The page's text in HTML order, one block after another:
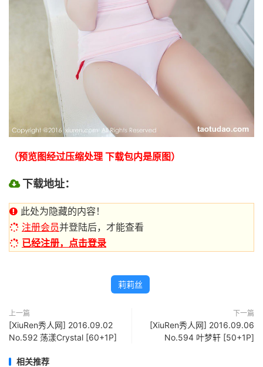
（预览图经过压缩处理 下载包内是原图）
下载地址：
此处为隐藏的内容！
注册会员并登陆后，才能查看
已经注册，点击登录
莉莉丝
上一篇
[XiuRen秀人网] 2016.09.02
No.592 荡漾Crystal [60+1P]
下一篇
[XiuRen秀人网] 2016.09.06
No.594 叶梦轩 [50+1P]
相关推荐